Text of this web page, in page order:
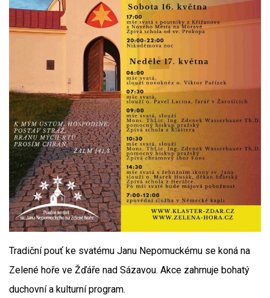
Tradiční pouť ke svatému Janu Nepomuckému se koná na
Zelené hoře ve Žďáře nad Sázavou. Akce zahrnuje bohatý
duchovní a kulturní program.